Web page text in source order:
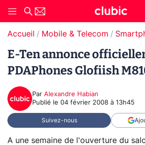
Accueil Mobile & Telecom
E-Ten annonce
PDAPhones Glofiish
Par Alexandre Habian
Publié le 04 février 2008 à 13h45
Suivez-nous
A une semaine de l'ouverture du